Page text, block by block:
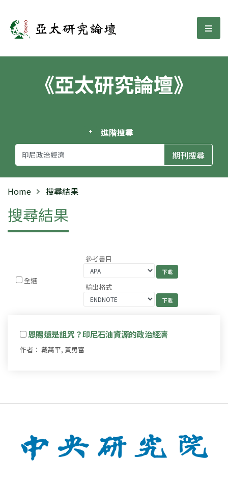
亞太研究論壇 選
《亞太研究論壇》
進階搜尋
Home 搜尋結果
搜尋結果
全選
參考書目
輸出格式
恩賜還是詛咒？印尼石油資源的政治經濟
作者： 戴萬平, 黃勇富